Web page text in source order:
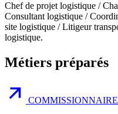
Chef de projet logistique /
Consultant logistique /
site logistique / Litigeur
logistique.
Métiers préparés